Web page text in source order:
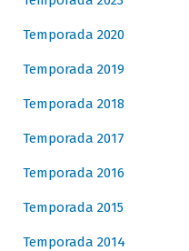
Temporada 2020
Temporada 2019
Temporada 2018
Temporada 2017
Temporada 2016
Temporada 2015
Temporada 2014